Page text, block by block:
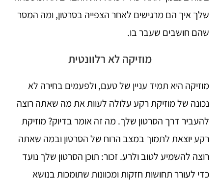
שלך איך הם מרגישים לאחר הצפייה בסרטון, ומה המסר
שהם חושבים שעבר בו.
מוזיקה לא רלוונטית
מוזיקה היא תמיד עניין של טעם, ולפעמים בחירה לא
נכונה של מוזיקת ​​רקע עלולה לעוות את מה שאתה רוצה
להעביר דרך הסרטון שלך. מה זה אומר בדיוק? מוזיקת ​​
רקע יוצאת לתמוך במצב הרוח של הסרטון ובמה שאתה
רוצה להשמיע לטוב ולרע. זכור: תוכן הסרטון שלך נועד
כדי לעורר תחושות חזקות ומכוונות שתומכות בנושא